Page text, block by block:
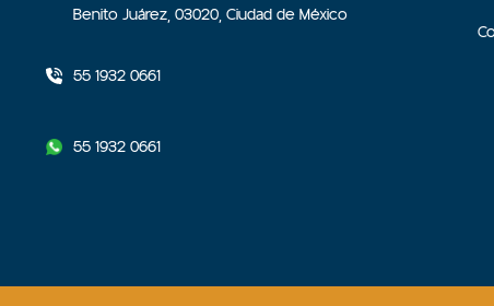
Benito Juárez, 03020, Ciudad de México
55 1932 0661
55 1932 0661